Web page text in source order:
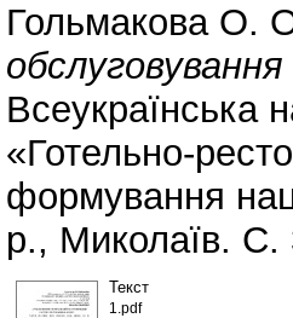
Гольмакова О.
Всеукраїнська
«Готельно-
формування
р., Миколаїв. С.
Текст
1.pdf